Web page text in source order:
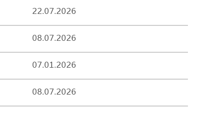
22.07.2026
08.07.2026
07.01.2026
08.07.2026